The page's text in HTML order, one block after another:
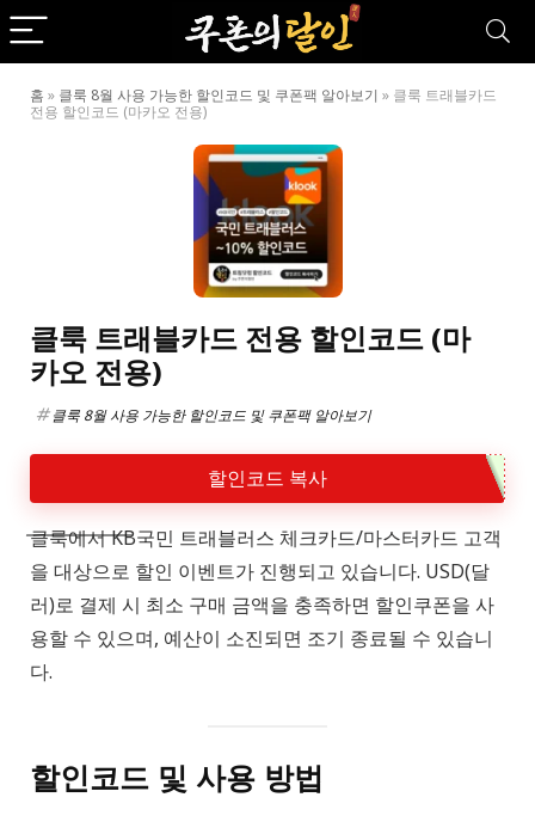
홈 » 클룩 8월 사용 가능한 할인코드 및 쿠폰팩 알아보기 » 클룩 트래블카드
전용 할인코드 (마카오 전용)
클룩 트래블카드 전용 할인코드 (마
카오 전용)
클룩 8월 사용 가능한 할인코드 및 쿠폰팩 알아보기
할인코드 복사
클룩에서 KB국민 트래블러스 체크카드/마스터카드 고객
을 대상으로 할인 이벤트가 진행되고 있습니다. USD(달
러)로 결제 시 최소 구매 금액을 충족하면 할인쿠폰을 사
용할 수 있으며, 예산이 소진되면 조기 종료될 수 있습니
다.
할인코드 및 사용 방법